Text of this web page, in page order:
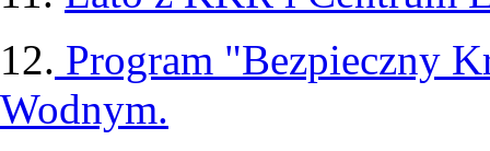
12. Program "Bezpieczny
Wodnym.